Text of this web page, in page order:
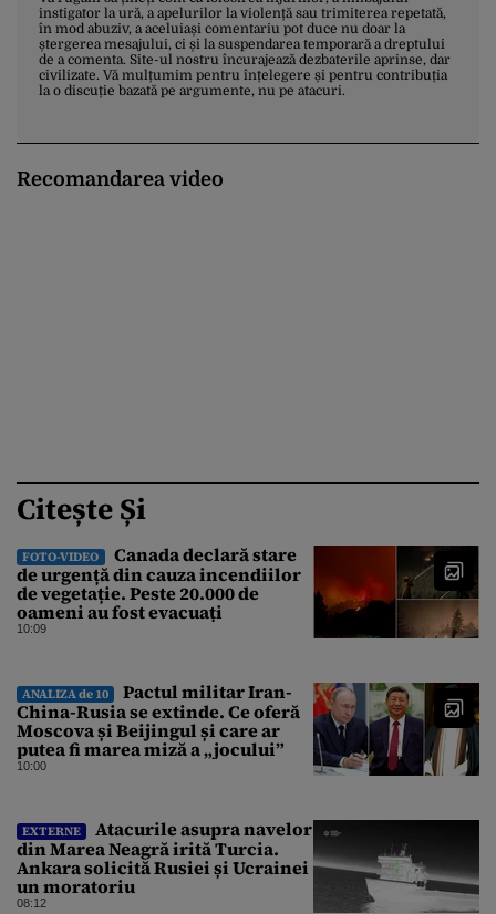
instigator la ură, a apelurilor la violență sau trimiterea repetată,
în mod abuziv, a aceluiași comentariu pot duce nu doar la
ștergerea mesajului, ci și la suspendarea temporară a dreptului
de a comenta. Site-ul nostru încurajează dezbaterile aprinse, dar
civilizate. Vă mulțumim pentru înțelegere și pentru contribuția
la o discuție bazată pe argumente, nu pe atacuri.
Recomandarea video
Citește Și
FOTO-VIDEO
Canada declară stare
de urgență din cauza incendiilor
de vegetație. Peste 20.000 de
oameni au fost evacuați
10:09
ANALIZA de 10
Pactul militar Iran-
China-Rusia se extinde. Ce oferă
Moscova și Beijingul și care ar
putea fi marea miză a „jocului”
10:00
EXTERNE
Atacurile asupra navelor
din Marea Neagră irită Turcia.
Ankara solicită Rusiei și Ucrainei
un moratoriu
08:12